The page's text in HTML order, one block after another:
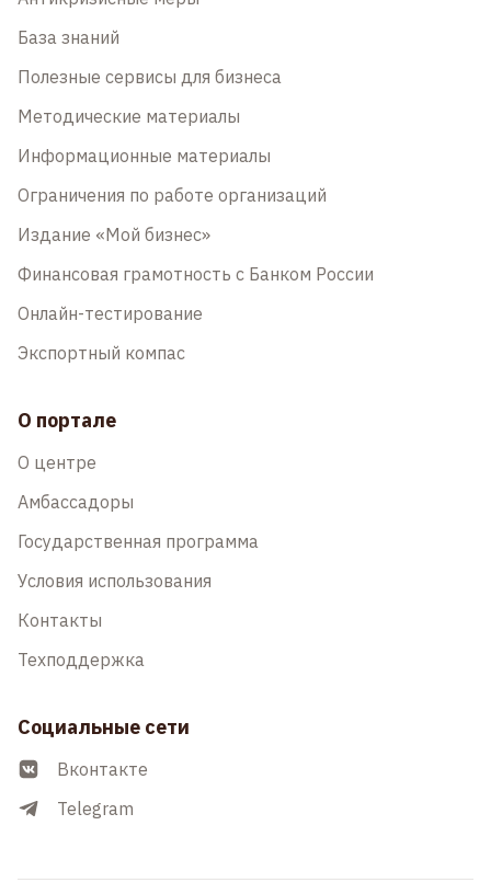
База знаний
Полезные сервисы для бизнеса
Методические материалы
Информационные материалы
Ограничения по работе организаций
Издание «Мой бизнес»
Финансовая грамотность с Банком России
Онлайн-тестирование
Экспортный компас
О портале
О центре
Амбассадоры
Государственная программа
Условия использования
Контакты
Техподдержка
Социальные сети
Вконтакте
Telegram